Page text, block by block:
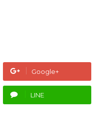
Google+
LINE